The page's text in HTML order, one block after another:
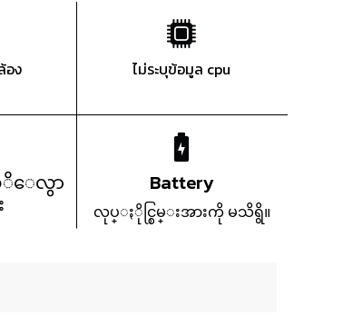
อง ไม่ระบุข้อมูล cpu
ေလွာ
Battery
လုပ္ႏိုင္စြမ္းအားကို မသိရွိ။